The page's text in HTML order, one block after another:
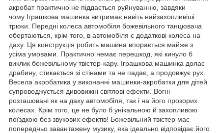
акробат практично не піддається руйнуванню, завдяки
чому Іграшкова машинка витримає навіть найзахопливіші
трюки. Передні колеса автомобіля божевільного танцювача
обертаються, крім того, в автомобіля є додаткові колеса на
даху. Ця конструкція робить машина впорається майже з
усіма умовами. Практично немає перешкод, які кинуло б
виклик божевільному твістер-кару. Іграшкова машинка долає
драбину, стикається зі стінами та не падає, а продовжує рух.
Весела акробатика у виконанні машинки-акробатки для дітей
супроводжується дивовижні світлові ефекти. Вогні
розташовані як на даху автомобіля, так і на його прозорих
колесах. Крім того, це не було б унікальною й захопливою
поїздкою без звукових ефектів! Божевільний твістер має
попередньо завантажену музику, яка ідеально відповідає його